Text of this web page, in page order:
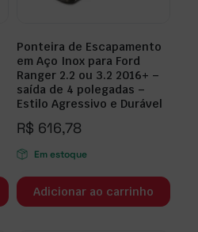
Ponteira de Escapamento
em Aço Inox para Ford
Ranger 2.2 ou 3.2 2016+ –
saída de 4 polegadas –
Estilo Agressivo e Durável
R$ 616,78
Em estoque
Adicionar ao carrinho